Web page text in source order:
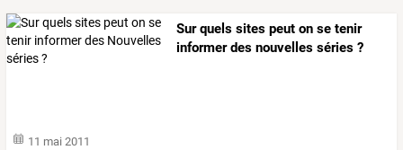
Sur quels sites peut on se tenir
informer des nouvelles séries ?
11 mai 2011